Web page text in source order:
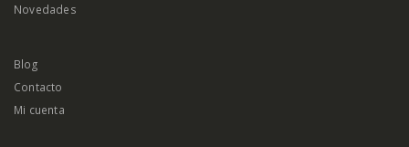
Novedades
Blog
Contacto
Mi cuenta